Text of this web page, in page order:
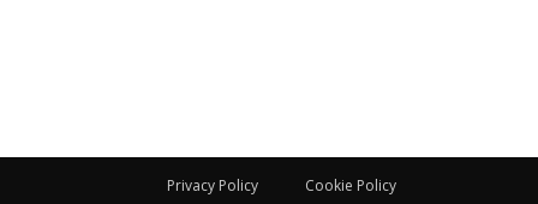
Privacy Policy Cookie Policy